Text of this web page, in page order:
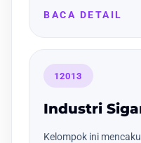
BACA DETAIL
12013
Industri
Kelompok ini